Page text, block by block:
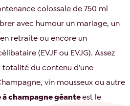
colossale de 750 ml
avec humour un mariage, un
retraite ou encore un
(EVJF ou EVJG). Assez
du contenu d'une
vin mousseux ou autre
à champagne géanteest le